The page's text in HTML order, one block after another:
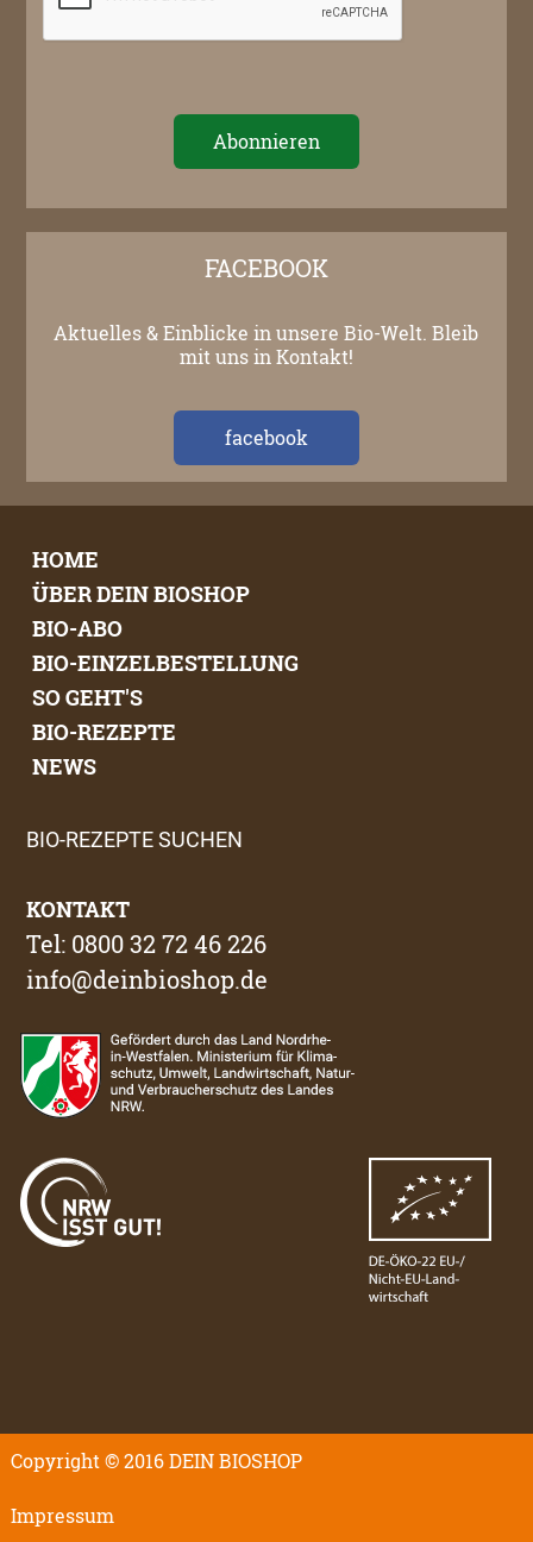
FACEBOOK
Aktuelles & Einblicke in unsere Bio-Welt. Bleib
mit uns in Kontakt!
facebook
HOME
ÜBER DEIN BIOSHOP
BIO-ABO
BIO-EINZELBESTELLUNG
SO GEHT'S
BIO-REZEPTE
NEWS
BIO-REZEPTE SUCHEN
KONTAKT
Tel: 0800 32 72 46 226
info@deinbioshop.de
Copyright © 2016 DEIN BIOSHOP
Impressum